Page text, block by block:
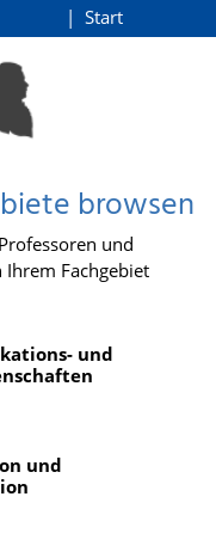
Start
browsen
und
Fachgebiet
und
und